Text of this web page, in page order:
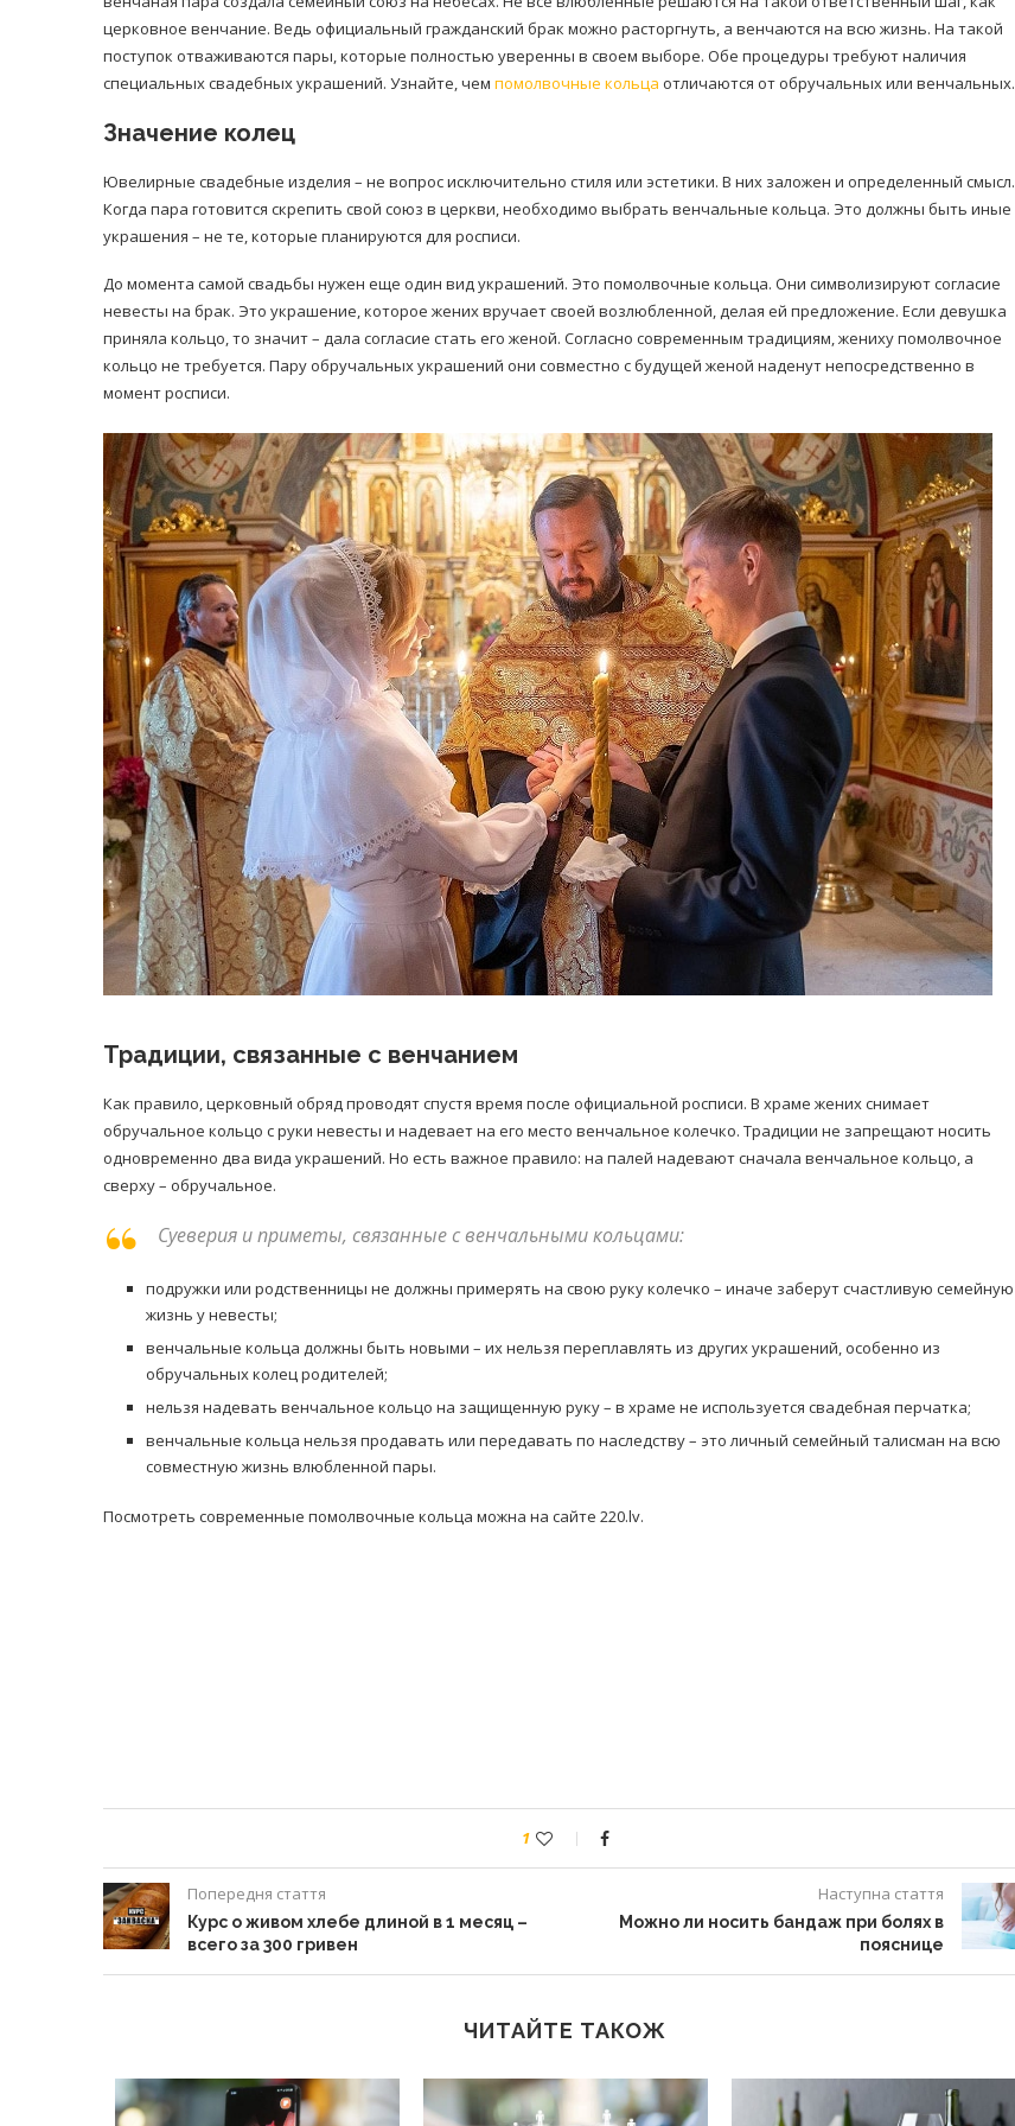
церковное венчание. Ведь официальный гражданский брак можно расторгнуть, а венчаются на всю жизнь. На такой
поступок отваживаются пары, которые полностью уверенны в своем выборе. Обе процедуры требуют наличия
специальных свадебных украшений. Узнайте, чем помолвочные кольца отличаются от обручальных или венчальных.
Значение колец
Ювелирные свадебные изделия – не вопрос исключительно стиля или эстетики. В них заложен и определенный смысл.
Когда пара готовится скрепить свой союз в церкви, необходимо выбрать венчальные кольца. Это должны быть иные
украшения – не те, которые планируются для росписи.
До момента самой свадьбы нужен еще один вид украшений. Это помолвочные кольца. Они символизируют согласие
невесты на брак. Это украшение, которое жених вручает своей возлюбленной, делая ей предложение. Если девушка
приняла кольцо, то значит – дала согласие стать его женой. Согласно современным традициям, жениху помолвочное
кольцо не требуется. Пару обручальных украшений они совместно с будущей женой наденут непосредственно в
момент росписи.
Традиции, связанные с венчанием
Как правило, церковный обряд проводят спустя время после официальной росписи. В храме жених снимает
обручальное кольцо с руки невесты и надевает на его место венчальное колечко. Традиции не запрещают носить
одновременно два вида украшений. Но есть важное правило: на палей надевают сначала венчальное кольцо, а
сверху – обручальное.
Суеверия и приметы, связанные с венчальными кольцами:
подружки или родственницы не должны примерять на свою руку колечко – иначе заберут счастливую семейную
жизнь у невесты;
венчальные кольца должны быть новыми – их нельзя переплавлять из других украшений, особенно из
обручальных колец родителей;
нельзя надевать венчальное кольцо на защищенную руку – в храме не используется свадебная перчатка;
венчальные кольца нельзя продавать или передавать по наследству – это личный семейный талисман на всю
совместную жизнь влюбленной пары.
Посмотреть современные помолвочные кольца можна на сайте 220.lv.
1
Попередня стаття
Курс о живом хлебе длиной в 1 месяц –
всего за 300 гривен
Наступна стаття
Можно ли носить бандаж при болях в
пояснице
ЧИТАЙТЕ ТАКОЖ